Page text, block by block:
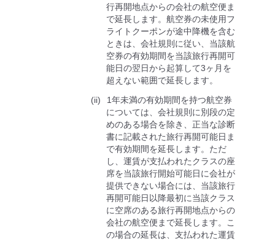
行再開地点からの会社の航空便ま
で延⻑します。航空券の未使用フ
ライトクーポンが途中降機を含む
ときは、会社規則に従い、当該航
空券の有効期間を当該旅行再開可
能日の翌日から起算して3ヶ月を
超えない範囲で延⻑します。
1年未満の有効期間を持つ航空券
については、会社規則に別段の定
めのある場合を除き、正当な診断
書に記載された旅行再開可能日ま
で有効期間を延⻑します。ただ
し、運賃が支払われたクラスの座
席を当該旅行開始可能日に会社が
提供できない場合には、当該旅行
再開可能日以降最初に当該クラス
に空席のある旅行再開地点からの
会社の航空便まで延⻑します。こ
の場合の延長は、支払われた運賃